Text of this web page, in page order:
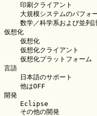
印刷クライアント
大規模システムのパフ
数学／科学系および並
仮想化
仮想化
仮想化クライアント
仮想化プラットフォー
言語
日本語のサポート
    他はOFF
開発
Eclipse
その他の開発